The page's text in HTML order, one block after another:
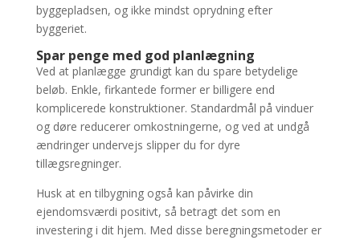
byggepladsen, og ikke mindst oprydning efter
byggeriet.
Spar penge med god planlægning
Ved at planlægge grundigt kan du spare betydelige
beløb. Enkle, firkantede former er billigere end
komplicerede konstruktioner. Standardmål på vinduer
og døre reducerer omkostningerne, og ved at undgå
ændringer undervejs slipper du for dyre
tillægsregninger.
Husk at en tilbygning også kan påvirke din
ejendomsværdi positivt, så betragt det som en
investering i dit hjem. Med disse beregningsmetoder er